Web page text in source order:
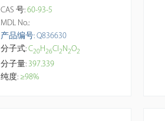
CAS 号: 60-93-5
MDL No.:
产品编号: Q836630
分子式: C20H26Cl2N2O2
分子量: 397.339
纯度: ≥98%